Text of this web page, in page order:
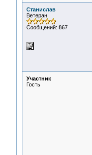
Станислав
Ветеран
Сообщений: 867
Участник
Гость